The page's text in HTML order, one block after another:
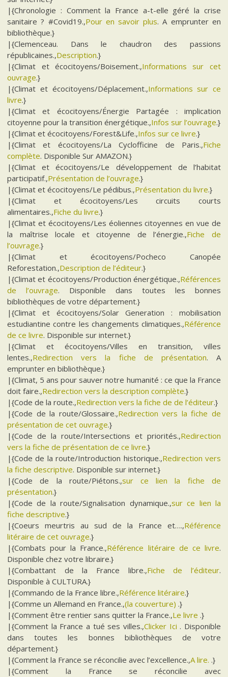
|{Chronologie : Comment la France a-t-elle géré la crise
sanitaire ? #Covid19.,Pour en savoir plus. A emprunter en
bibliothèque.}
|{Clemenceau. Dans le chaudron des passions
républicaines.,Description.}
|{Climat et écocitoyens/Boisement.,Informations sur cet
ouvrage.}
|{Climat et écocitoyens/Déplacement.,Informations sur ce
livre.}
|{Climat et écocitoyens/Énergie Partagée : implication
citoyenne pour la transition énergétique.,Infos sur l’ouvrage.}
|{Climat et écocitoyens/Forest&Life.,Infos sur ce livre.}
|{Climat et écocitoyens/La Cyclofficine de Paris.,Fiche
complète. Disponible Sur AMAZON.}
|{Climat et écocitoyens/Le développement de l’habitat
participatif.,Présentation de l’ouvrage.}
|{Climat et écocitoyens/Le pédibus.,Présentation du livre.}
|{Climat et écocitoyens/Les circuits courts
alimentaires.,Fiche du livre.}
|{Climat et écocitoyens/Les éoliennes citoyennes en vue de
la maîtrise locale et citoyenne de l’énergie.,Fiche de
l’ouvrage.}
|{Climat et écocitoyens/Pocheco Canopée
Reforestation.,Description de l’éditeur.}
|{Climat et écocitoyens/Production énergétique.,Références
de l’ouvrage. Disponible dans toutes les bonnes
bibliothèques de votre département.}
|{Climat et écocitoyens/Solar Generation : mobilisation
estudiantine contre les changements climatiques.,Référence
de ce livre. Disponible sur internet.}
|{Climat et écocitoyens/Villes en transition, villes
lentes.,Redirection vers la fiche de présentation. A
emprunter en bibliothèque.}
|{Climat, 5 ans pour sauver notre humanité : ce que la France
doit faire.,Redirection vers la description complète.}
|{Code de la route.,Redirection vers la fiche de de l’éditeur.}
|{Code de la route/Glossaire.,Redirection vers la fiche de
présentation de cet ouvrage.}
|{Code de la route/Intersections et priorités.,Redirection
vers la fiche de présentation de ce livre.}
|{Code de la route/Introduction historique.,Redirection vers
la fiche descriptive. Disponible sur internet.}
|{Code de la route/Piétons.,sur ce lien la fiche de
présentation.}
|{Code de la route/Signalisation dynamique.,sur ce lien la
fiche descriptive.}
|{Coeurs meurtris au sud de la France et….,Référence
litéraire de cet ouvrage.}
|{Combats pour la France.,Référence litéraire de ce livre.
Disponible chez votre libraire.}
|{Combattant de la France libre.,Fiche de l’éditeur.
Disponible à CULTURA.}
|{Commando de la France libre.,Référence litéraire.}
|{Comme un Allemand en France.,(la couverture) .}
|{Comment être rentier sans quitter la France.,Le livre .}
|{Comment la France a tué ses villes.,Clicker Ici . Disponible
dans toutes les bonnes bibliothèques de votre
département.}
|{Comment la France se réconcilie avec l’excellence.,A lire. .}
|{Comment la France se réconcilie avec